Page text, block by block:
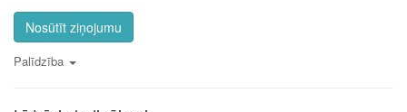
Nosūtīt ziņojumu
Palīdzība